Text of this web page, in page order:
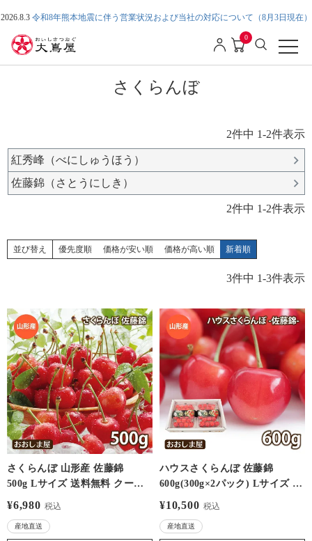
2026.8.3 令和8年熊本地震に伴う営業状況および当社の対応について（8月3日現在）
0
さくらんぼ
2件中 1-2件表示
紅秀峰（べにしゅうほう）
佐藤錦（さとうにしき）
2件中 1-2件表示
並び替え 優先度順 価格が安い順 価格が高い順 新着順
3件中 1-3件表示
さくらんぼ 山形産 佐藤錦
500g Lサイズ 送料無料 クール
代別 バラ詰め 家庭用 露地栽培
物 フルーツ 大嶌屋（おおしま
¥6,980 税込
産地直送
ハウスさくらんぼ 佐藤錦
600g(300g×2パック) Lサイズ 山
形産 ＜5月中旬より順次出荷＞
ーツ 冷蔵便 大嶌屋(おおしまや)
¥10,500 税込
産地直送